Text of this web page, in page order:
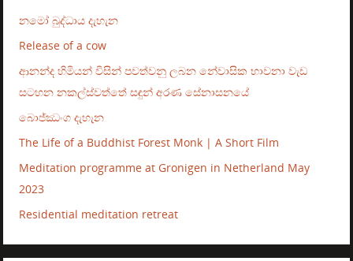
නමෝ බුද්ධාය දැහැන
Release of a cow
ආනන්ද හිමියන් විසින් පවත්වනු ලබන නේවාසික භාවනා වැඩ
සටහන නකල්ස්වත්තේ සඳුන් අරණ සේනාසනයේ
බොජ්ඣංග දැහැන
The Life of a Buddhist Forest Monk | A Short Film
Meditation programme at Gronigen in Netherland May
2023
Residential meditation retreat